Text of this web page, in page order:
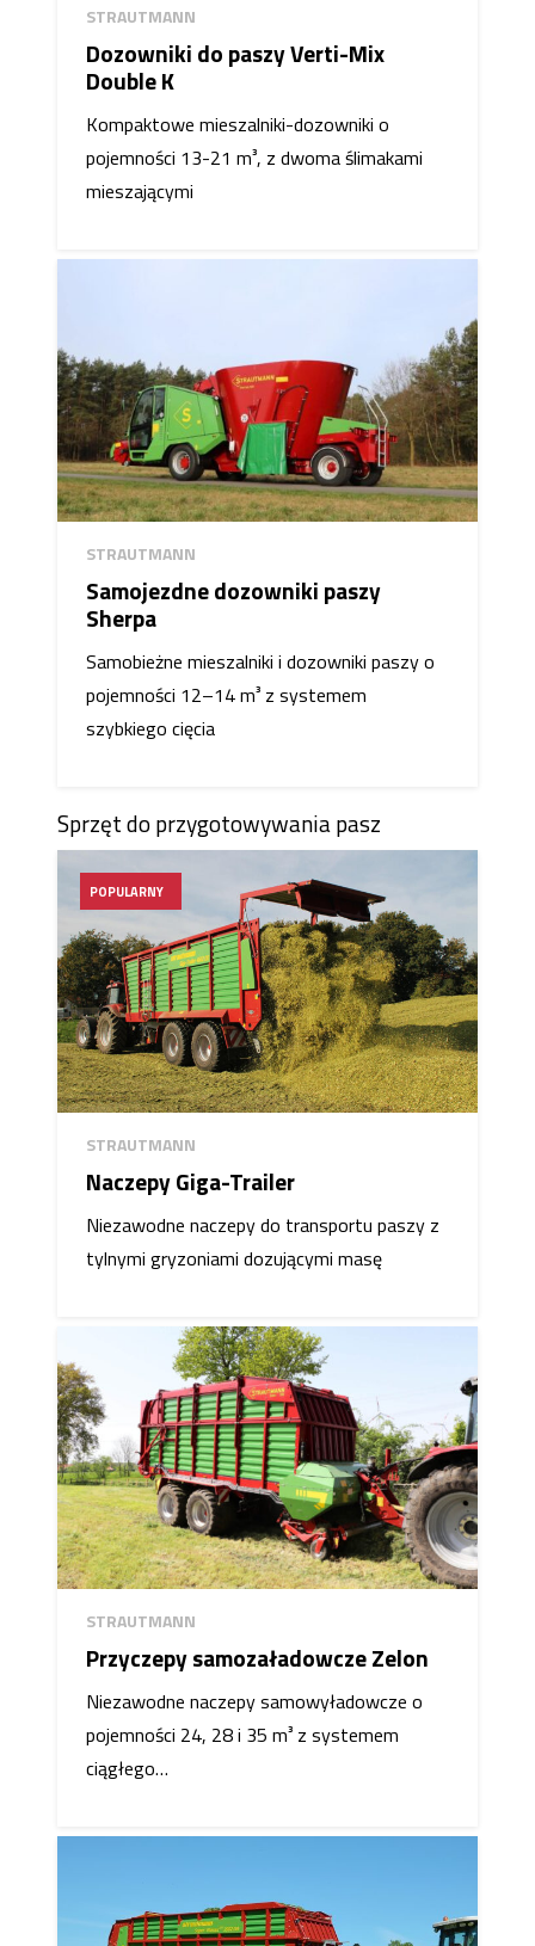
STRAUTMANN
Dozowniki do paszy Verti-Mix
Double K
Kompaktowe mieszalniki-dozowniki o
pojemności 13-21 m³, z dwoma ślimakami
mieszającymi
STRAUTMANN
Samojezdne dozowniki paszy
Sherpa
Samobieżne mieszalniki i dozowniki paszy o
pojemności 12–14 m³ z systemem
szybkiego cięcia
Sprzęt do przygotowywania pasz
POPULARNY
STRAUTMANN
Naczepy Giga-Trailer
Niezawodne naczepy do transportu paszy z
tylnymi gryzoniami dozującymi masę
STRAUTMANN
Przyczepy samozaładowcze Zelon
Niezawodne naczepy samowyładowcze o
pojemności 24, 28 i 35 m³ z systemem
ciągłego…